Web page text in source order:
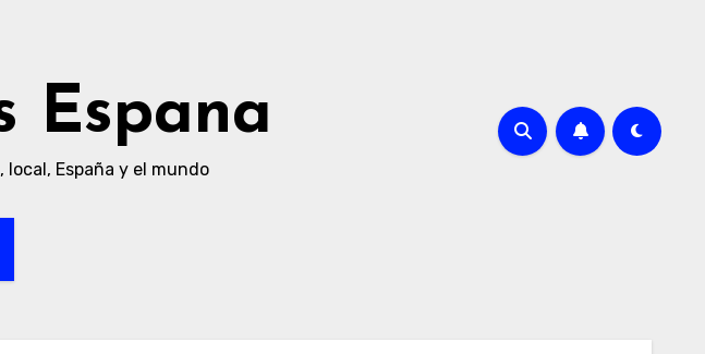
Espana
local, España y el mundo